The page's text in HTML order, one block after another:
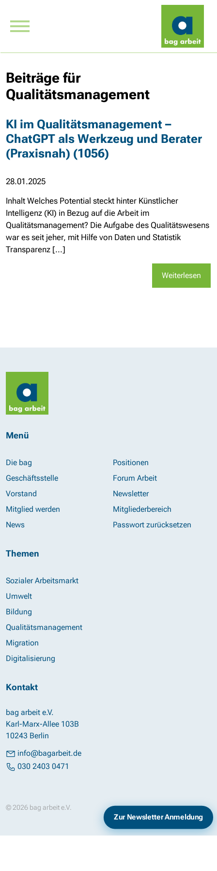
Beiträge für
Qualitätsmanagement
KI im Qualitätsmanagement –
ChatGPT als Werkzeug und Berater
(Praxisnah) (1056)
28.01.2025
Inhalt Welches Potential steckt hinter Künstlicher
Intelligenz (KI) in Bezug auf die Arbeit im
Qualitätsmanagement? Die Aufgabe des Qualitätswesens
war es seit jeher, mit Hilfe von Daten und Statistik
Transparenz [...]
Weiterlesen
Menü
Die bag
Geschäftsstelle
Vorstand
Mitglied werden
News
Positionen
Forum Arbeit
Newsletter
Mitgliederbereich
Passwort zurücksetzen
Themen
Sozialer Arbeitsmarkt
Umwelt
Bildung
Qualitätsmanagement
Migration
Digitalisierung
Kontakt
bag arbeit e.V.
Karl-Marx-Allee 103B
10243 Berlin
info@bagarbeit.de
030 2403 0471
© 2026 bag arbeit e.V. Datenschutz
Zur Newsletter Anmeldung